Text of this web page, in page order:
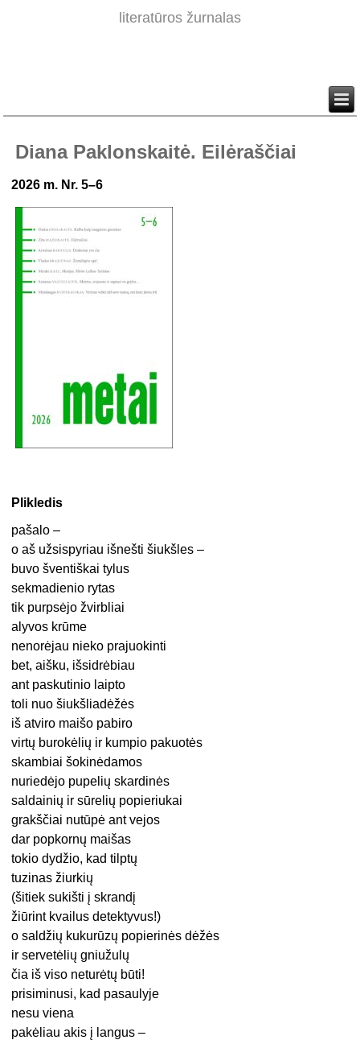
literatūros žurnalas
Diana Paklonskaitė. Eilėraščiai
2026 m. Nr. 5–6
Plikledis
pašalo –
o aš užsispyriau išnešti šiukšles –
buvo šventiškai tylus
sekmadienio rytas
tik purpsėjo žvirbliai
alyvos krūme
nenorėjau nieko prajuokinti
bet, aišku, išsidrėbiau
ant paskutinio laipto
toli nuo šiukšliadėžės
iš atviro maišo pabiro
virtų burokėlių ir kumpio pakuotės
skambiai šokinėdamos
nuriedėjo pupelių skardinės
saldainių ir sūrelių popieriukai
grakščiai nutūpė ant vejos
dar popkornų maišas
tokio dydžio, kad tilptų
tuzinas žiurkių
(šitiek sukišti į skrandį
žiūrint kvailus detektyvus!)
o saldžių kukurūzų popierinės dėžės
ir servetėlių gniužulų
čia iš viso neturėtų būti!
prisiminusi, kad pasaulyje
nesu viena
pakėliau akis į langus –